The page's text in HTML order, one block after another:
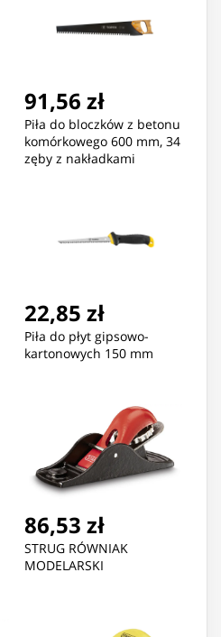
91,56 zł
Piła do bloczków z betonu
komórkowego 600 mm, 34
zęby z nakładkami
22,85 zł
Piła do płyt gipsowo-
kartonowych 150 mm
86,53 zł
STRUG RÓWNIAK
MODELARSKI